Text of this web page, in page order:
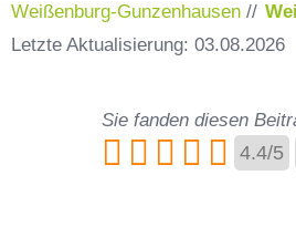
Weißenburg-Gunzenhausen //
Letzte Aktualisierung: 03.08.2026
Sie fanden diesen
4.4/5